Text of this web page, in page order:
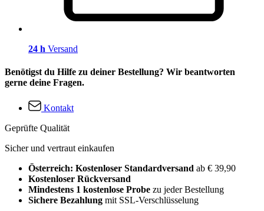
24 h Versand
Benötigst du Hilfe zu deiner Bestellung? Wir beantworten
gerne deine Fragen.
Kontakt
Geprüfte Qualität
Sicher und vertraut einkaufen
Österreich: Kostenloser Standardversand ab € 39,90
Kostenloser Rückversand
Mindestens 1 kostenlose Probe zu jeder Bestellung
Sichere Bezahlung mit SSL-Verschlüsselung